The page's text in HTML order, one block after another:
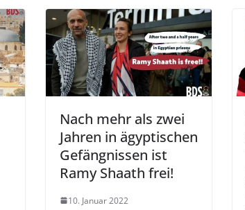
Nach mehr als zwei
Jahren in ägyptischen
Gefängnissen ist
Ramy Shaath frei!
10. Januar 2022